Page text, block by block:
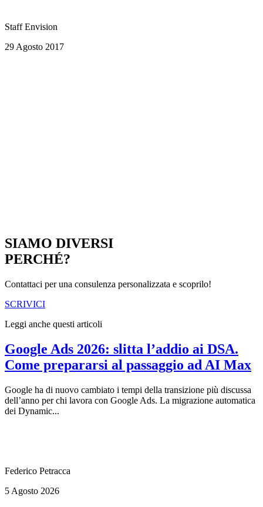
Staff Envision
29 Agosto 2017
SIAMO DIVERSI
PERCHÉ?
Contattaci per una consulenza personalizzata e scoprilo!
SCRIVICI
Leggi anche questi articoli
Google Ads 2026: slitta l’addio ai DSA.
Come prepararsi al passaggio ad AI Max
Google ha di nuovo cambiato i tempi della transizione più discussa
dell’anno per chi lavora con Google Ads. La migrazione automatica
dei Dynamic...
Federico Petracca
5 Agosto 2026